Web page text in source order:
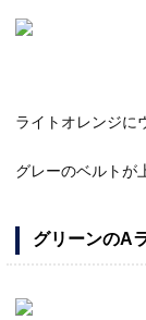
ライトオレンジに
グレーのベルトが
グリーンのA